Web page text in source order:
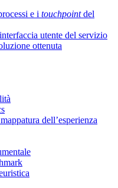
e i touchpointdel
utente del servizio
ottenuta
dell’esperienza